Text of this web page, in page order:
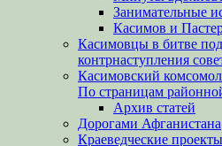
Занимательные
Касимов и
Касимовцы в битве
контрнаступления
Касимовский
По страницам
Архив статей
Дорогами Афганистана
Краеведческие проекты